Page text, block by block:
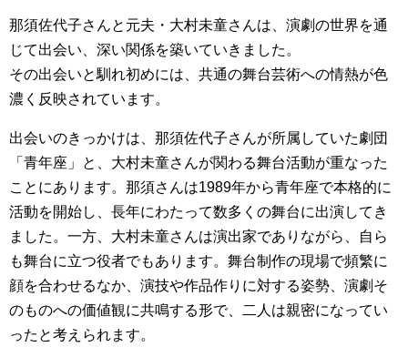
那須佐代子さんと元夫・大村未童さんは、演劇の世界を通
じて出会い、深い関係を築いていきました。
その出会いと馴れ初めには、共通の舞台芸術への情熱が色
濃く反映されています。
出会いのきっかけは、那須佐代子さんが所属していた劇団
「青年座」と、大村未童さんが関わる舞台活動が重なった
ことにあります。那須さんは1989年から青年座で本格的に
活動を開始し、長年にわたって数多くの舞台に出演してき
ました。一方、大村未童さんは演出家でありながら、自ら
も舞台に立つ役者でもあります。舞台制作の現場で頻繁に
顔を合わせるなか、演技や作品作りに対する姿勢、演劇そ
のものへの価値観に共鳴する形で、二人は親密になってい
ったと考えられます。